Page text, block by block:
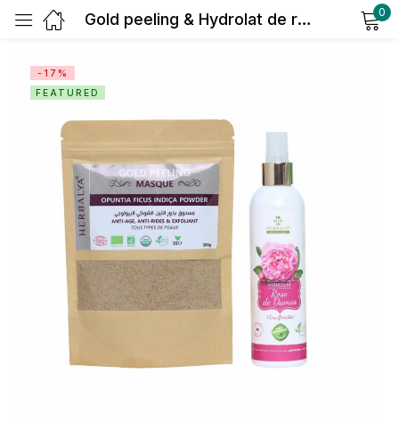
Gold peeling & Hydrolat de rose de damas (médaille en or) 0
-17%
FEATURED
Remember me Lost password?
Log in
Create an account